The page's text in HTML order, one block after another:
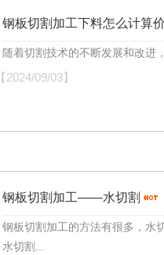
钢板切割加工下料怎么计算
随着切割技术的不断发展和改进
【2024/09/03】
钢板切割加工——水切割
钢板切割加工的方法有很多，水
水切割...